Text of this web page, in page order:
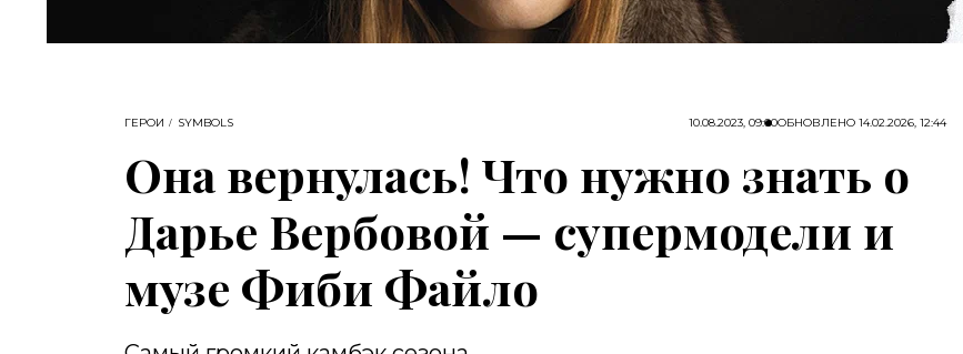
ГЕРОИ SYMBOLS 10.08.2023, 09:00ОБНОВЛЕНО 14.02.2026, 12:44
Она вернулась! Что нужно знать о
Дарье Вербовой — супермодели и
музе Фиби Файло